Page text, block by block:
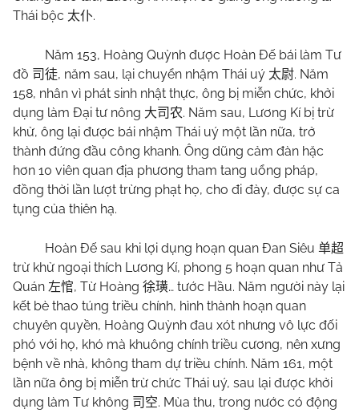
Thái bộc 太仆.
Năm 153, Hoàng Quỳnh được Hoàn Đế bái làm Tư
đồ 司徒, năm sau, lại chuyển nhậm Thái uý 太尉. Năm
158, nhân vì phát sinh nhật thực, ông bị miễn chức, khởi
dụng làm Đại tư nông 大司农. Năm sau, Lương Kí bị trừ
khử, ông lại được bái nhậm Thái uý một lần nữa, trở
thành đứng đầu công khanh. Ông dũng cảm đàn hặc
hơn 10 viên quan địa phương tham tang uổng pháp,
đồng thời lần lượt trừng phạt họ, cho đi đày, được sự ca
tụng của thiên hạ.
Hoàn Đế sau khi lợi dụng hoạn quan Đan Siêu 单超
trừ khử ngoại thích Lương Kí, phong 5 hoạn quan như Tả
Quán 左悺, Từ Hoàng 徐璜… tước Hầu. Năm người này lại
kết bè thao túng triều chính, hình thành hoạn quan
chuyên quyền, Hoàng Quỳnh đau xót nhưng vô lực đối
phó với họ, khó mà khuông chính triều cương, nên xưng
bệnh về nhà, không tham dự triều chính. Năm 161, một
lần nữa ông bị miễn trừ chức Thái uý, sau lại được khởi
dụng làm Tư không 司空. Mùa thu, trong nước có động